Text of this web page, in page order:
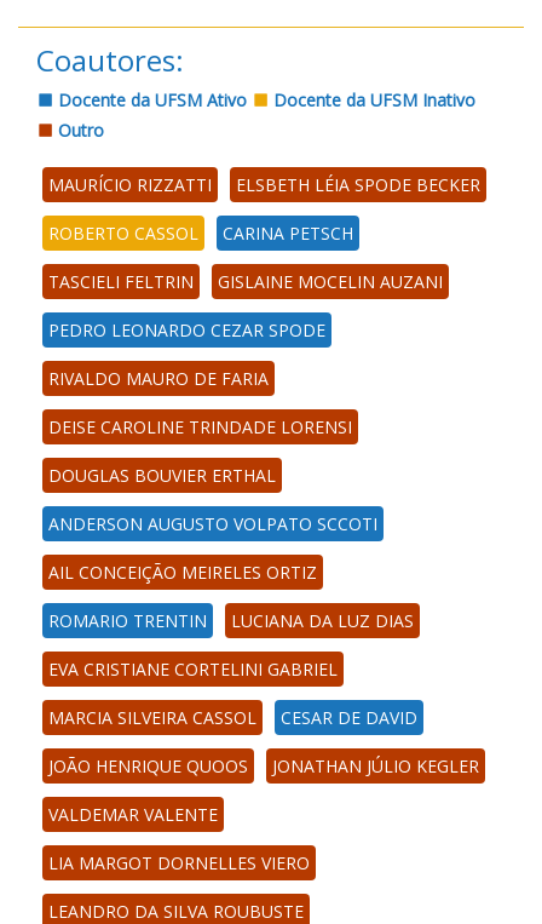
Coautores:
Docente da UFSM Ativo
Docente da UFSM Inativo
Outro
MAURÍCIO RIZZATTI ELSBETH LÉIA SPODE BECKER
ROBERTO CASSOL CARINA PETSCH
TASCIELI FELTRIN GISLAINE MOCELIN AUZANI
PEDRO LEONARDO CEZAR SPODE
RIVALDO MAURO DE FARIA
DEISE CAROLINE TRINDADE LORENSI
DOUGLAS BOUVIER ERTHAL
ANDERSON AUGUSTO VOLPATO SCCOTI
AIL CONCEIÇÃO MEIRELES ORTIZ
ROMARIO TRENTIN LUCIANA DA LUZ DIAS
EVA CRISTIANE CORTELINI GABRIEL
MARCIA SILVEIRA CASSOL CESAR DE DAVID
JOÃO HENRIQUE QUOOS JONATHAN JÚLIO KEGLER
VALDEMAR VALENTE
LIA MARGOT DORNELLES VIERO
LEANDRO DA SILVA ROUBUSTE